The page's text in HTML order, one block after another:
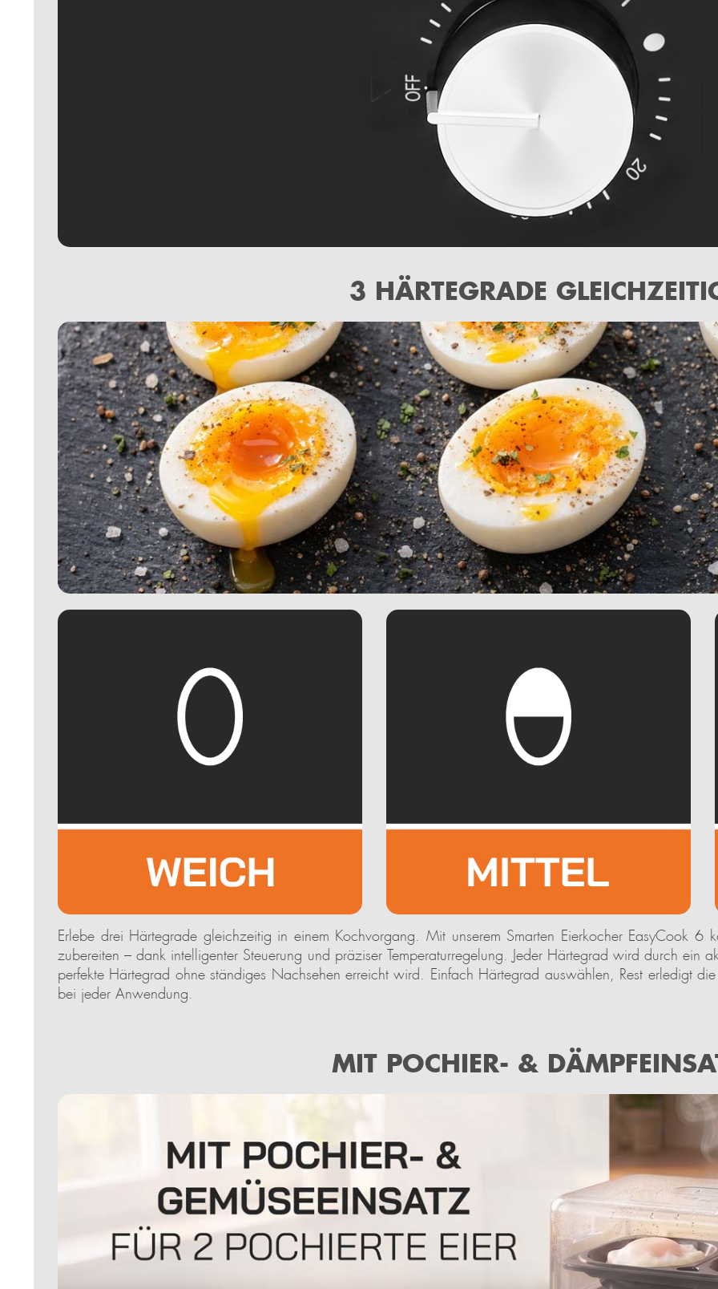
3 HÄRTEGRADE
Erlebe drei Härtegrade gleichzeitig in einem Kochvorgang. Mit unserem Smarten Eierkocher EasyCook 6
zubereiten – dank intelligenter Steuerung und präziser Temperaturregelung. Jeder Härtegrad wird durch ein
perfekte Härtegrad ohne ständiges Nachsehen erreicht wird. Einfach Härtegrad auswählen, Rest erledigt
bei jeder Anwendung.
MIT POCHIER- &